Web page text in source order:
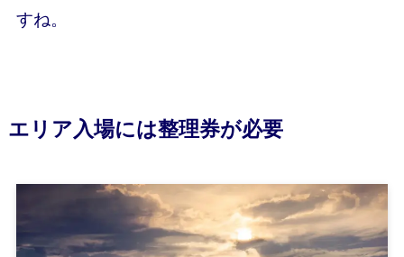
すね。
エリア入場には整理券が必要